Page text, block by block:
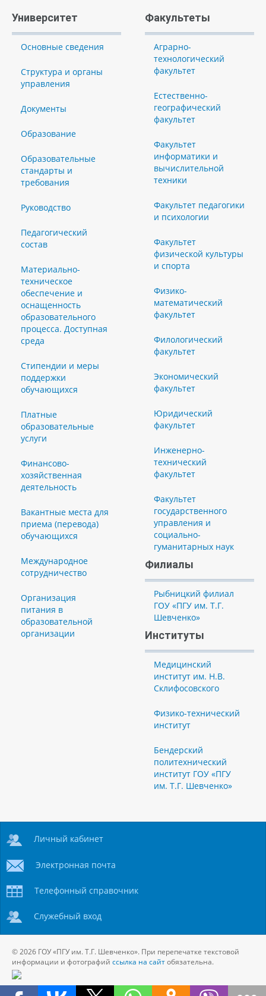
Университет
Основные сведения
Структура и органы
управления
Документы
Образование
Образовательные
стандарты и
требования
Руководство
Педагогический
состав
Материально-
техническое
обеспечение и
оснащенность
образовательного
процесса. Доступная
среда
Стипендии и меры
поддержки
обучающихся
Платные
образовательные
услуги
Финансово-
хозяйственная
деятельность
Вакантные места для
приема (перевода)
обучающихся
Международное
сотрудничество
Организация
питания в
образовательной
организации
Факультеты
Аграрно-
технологический
факультет
Естественно-
географический
факультет
Факультет
информатики и
вычислительной
техники
Факультет педагогики
и психологии
Факультет
физической культуры
и спорта
Физико-
математический
факультет
Филологический
факультет
Экономический
факультет
Юридический
факультет
Инженерно-
технический
факультет
Факультет
государственного
управления и
социально-
гуманитарных наук
Филиалы
Рыбницкий филиал
ГОУ «ПГУ им. Т.Г.
Шевченко»
Институты
Медицинский
институт им. Н.В.
Склифосовского
Физико-технический
институт
Бендерский
политехнический
институт ГОУ «ПГУ
им. Т.Г. Шевченко»
Личный кабинет
Электронная почта
Телефонный справочник
Служебный вход
© 2026 ГОУ «ПГУ им. Т.Г. Шевченко». При перепечатке текстовой
информации и фотографий ссылка на сайтобязательна.